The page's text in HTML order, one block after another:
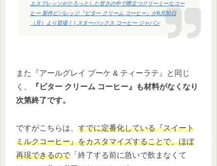
エスプレッソがとろっとした甘さの中で際立つクリーミーなコー
ヒー 新作ビバレッジ『ビター クリーム コーヒー』が6月30日
（月）より登場！ | スターバックス コーヒー ジャパン
また『アールグレイ ブーケ & ティーラテ』と同じ
く、
『ビター クリーム コーヒー』も材料がなくなり
次第終了です。
ですがこちらは、 すでに定番化している『スイート
ミルクコーヒー』をカスタマイズすることで、ほぼ
再現できるので 「終了する前に急いで飲まなくて